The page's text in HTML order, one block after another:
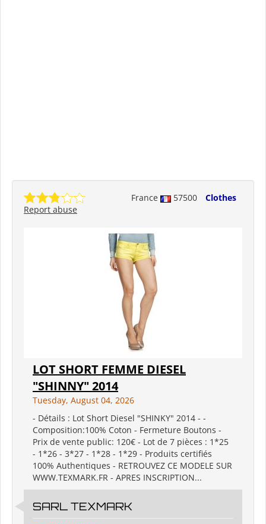
France 57500
Clothes
Report abuse
LOT SHORT FEMME DIESEL
"SHINNY" 2014
Tuesday, August 04, 2026
- Détails : Lot Short Diesel "SHINKY" 2014 - -
Composition:100% Coton - Fermeture Boutons -
Prix de vente public: 120€ - Lot de 7 pièces : 1*25
- 1*26 - 3*27 - 1*28 - 1*29 - Produits certifiés
100% Authentiques - RETROUVEZ CE MODELE SUR
WWW.TEXMARK.FR - APRES INSCRIPTION...
SARL TEXMARK